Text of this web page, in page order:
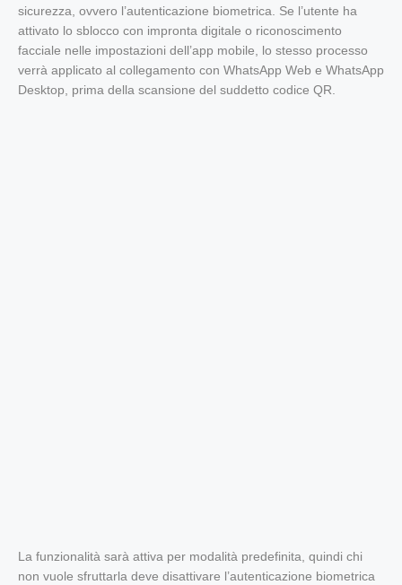
sicurezza, ovvero l’autenticazione biometrica. Se l’utente ha
attivato lo sblocco con impronta digitale o riconoscimento
facciale nelle impostazioni dell’app mobile, lo stesso processo
verrà applicato al collegamento con WhatsApp Web e WhatsApp
Desktop, prima della scansione del suddetto codice QR.
La funzionalità sarà attiva per modalità predefinita, quindi chi
non vuole sfruttarla deve disattivare l’autenticazione biometrica